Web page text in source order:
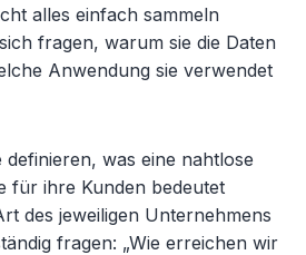
alles einfach sammeln
fragen, warum sie die Daten
Anwendung sie verwendet
definieren, was eine nahtlose
für ihre Kunden bedeutet
des jeweiligen Unternehmens
fragen: „Wie erreichen wir